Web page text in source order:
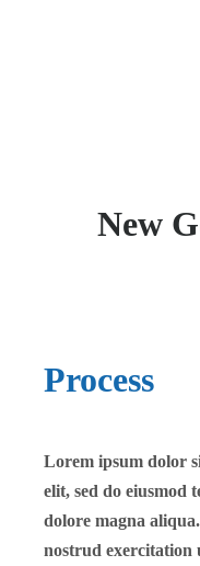
New
Process
Lorem ipsum dolor
elit, sed do eiusmod
dolore magna
nostrud exercitation